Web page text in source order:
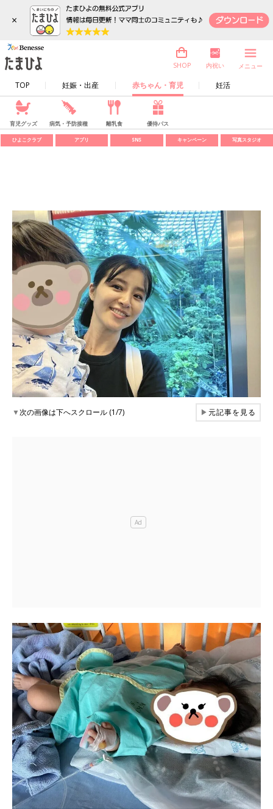
×
TOP 妊娠・出産 赤ちゃん・育児 妊活
SHOP 内祝い メニュー
育児グッズ 病気・予防接種 離乳食 優待パス
ひよこクラブ アプリ SNS キャンペーン 写真スタジオ
▼次の画像は下へスクロール (1/7) ▶元記事を見る